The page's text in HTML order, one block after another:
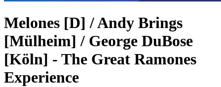
Melones [D] / Andy Brings
[Mülheim] / George DuBose
[Köln] - The Great Ramones
Experience